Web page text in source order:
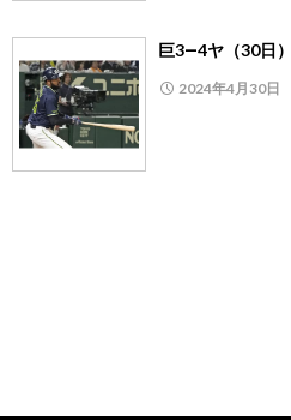
巨3―4ヤ（30日
2024年4月30日